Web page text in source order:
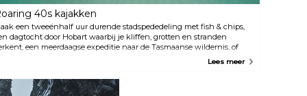
40s kajakken
een tweeënhalf uur durende stadspededeling met fish & chips,
dagtocht door Hobart waarbij je kliffen, grotten en stranden
een meerdaagse expeditie naar de Tasmaanse wildernis, of
een expeditie door adembenemende landschappen terwijl je
Lees meer